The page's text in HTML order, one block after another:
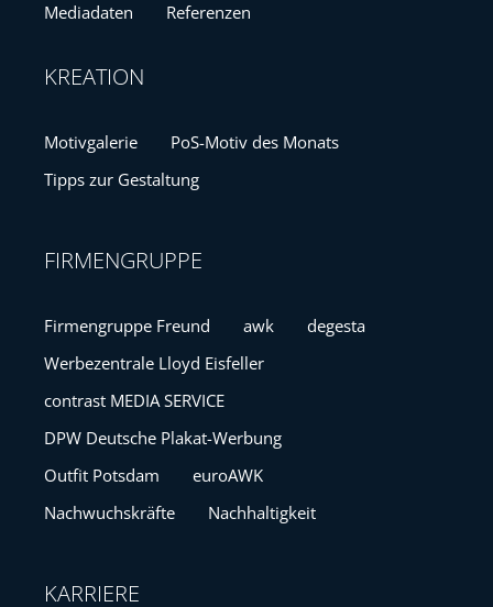
Mediadaten Referenzen
KREATION
Motivgalerie
PoS-Motiv des Monats
Tipps zur Gestaltung
FIRMENGRUPPE
Firmengruppe Freund awk
degesta
Werbezentrale Lloyd Eisfeller
contrast MEDIA SERVICE
DPW Deutsche Plakat-Werbung
Outfit Potsdam
euroAWK
Nachwuchskräfte
Nachhaltigkeit
KARRIERE